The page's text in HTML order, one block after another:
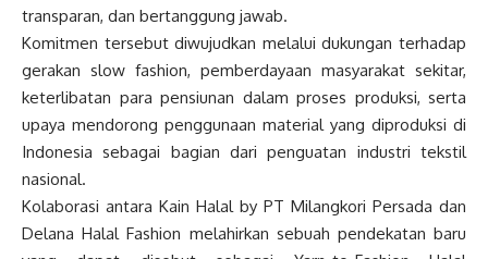
transparan, dan bertanggung jawab.
Komitmen tersebut diwujudkan melalui dukungan terhadap
gerakan slow fashion, pemberdayaan masyarakat sekitar,
keterlibatan para pensiunan dalam proses produksi, serta
upaya mendorong penggunaan material yang diproduksi di
Indonesia sebagai bagian dari penguatan industri tekstil
nasional.
Kolaborasi antara Kain Halal by PT Milangkori Persada dan
Delana Halal Fashion melahirkan sebuah pendekatan baru